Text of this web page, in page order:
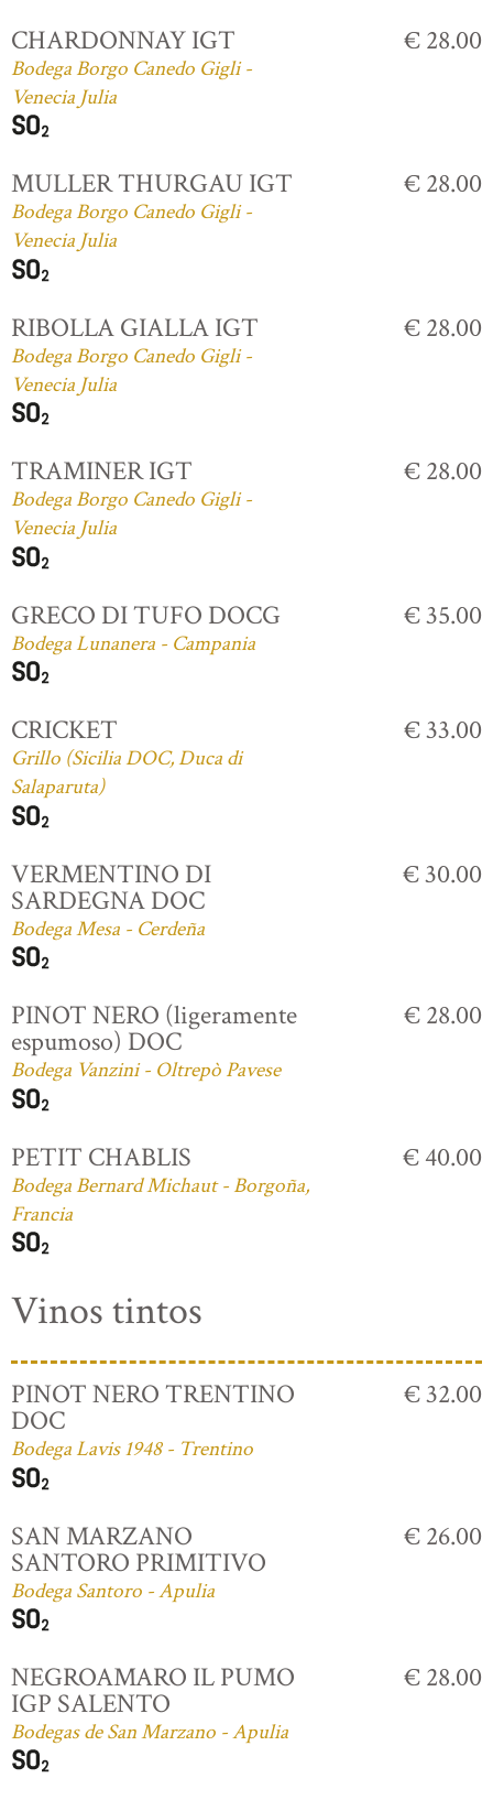
CHARDONNAY IGT
Bodega Borgo Canedo Gigli -
Venecia Julia
€ 28.00
MULLER THURGAU IGT
Bodega Borgo Canedo Gigli -
Venecia Julia
€ 28.00
RIBOLLA GIALLA IGT
Bodega Borgo Canedo Gigli -
Venecia Julia
€ 28.00
TRAMINER IGT
Bodega Borgo Canedo Gigli -
Venecia Julia
€ 28.00
GRECO DI TUFO DOCG
Bodega Lunanera - Campania
€ 35.00
CRICKET
Grillo (Sicilia DOC, Duca di
Salaparuta)
€ 33.00
VERMENTINO DI
SARDEGNA DOC
Bodega Mesa - Cerdeña
€ 30.00
PINOT NERO (ligeramente
espumoso) DOC
Bodega Vanzini - Oltrepò Pavese
€ 28.00
PETIT CHABLIS
Bodega Bernard Michaut - Borgoña,
Francia
€ 40.00
Vinos tintos
PINOT NERO TRENTINO
DOC
Bodega Lavis 1948 - Trentino
€ 32.00
SAN MARZANO
SANTORO PRIMITIVO
Bodega Santoro - Apulia
€ 26.00
NEGROAMARO IL PUMO
IGP SALENTO
Bodegas de San Marzano - Apulia
€ 28.00